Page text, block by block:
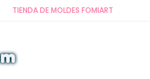
TIENDA DE MOLDES FOMIART